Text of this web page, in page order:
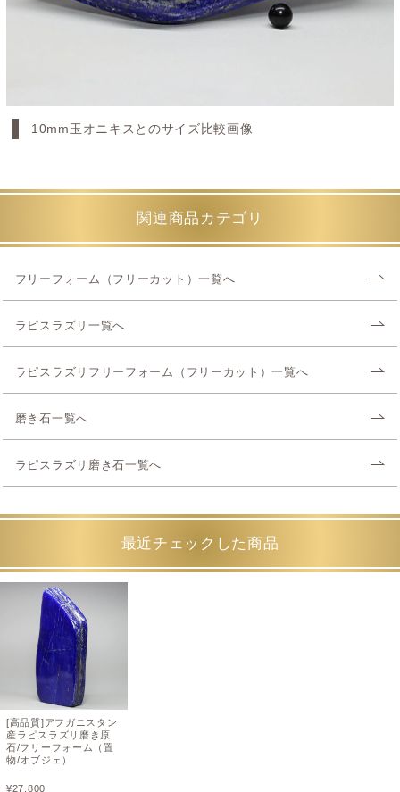
10mm玉オニキスとのサイズ比較画像
関連商品カテゴリ
フリーフォーム（フリーカット）一覧へ
ラピスラズリ一覧へ
ラピスラズリフリーフォーム（フリーカット）一覧へ
磨き石一覧へ
ラピスラズリ磨き石一覧へ
最近チェックした商品
[高品質]アフガニスタン
産ラピスラズリ磨き原
石/フリーフォーム（置
物/オブジェ）
¥27,800